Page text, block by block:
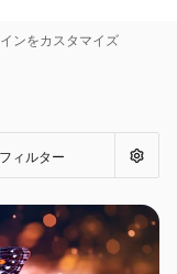
ンをカスタマイズ
ィルター